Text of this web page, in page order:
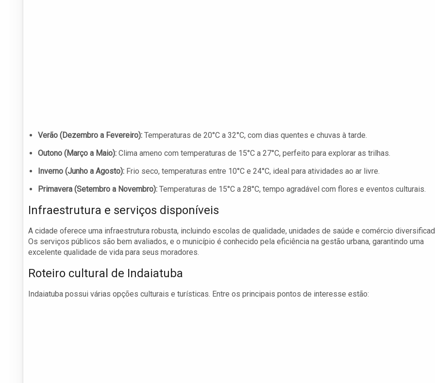
Verão (Dezembro a Fevereiro): Temperaturas de 20°C a 32°C, com dias quentes e chuvas à tarde.
Outono (Março a Maio): Clima ameno com temperaturas de 15°C a 27°C, perfeito para explorar as trilhas.
Inverno (Junho a Agosto): Frio seco, temperaturas entre 10°C e 24°C, ideal para atividades ao ar livre.
Primavera (Setembro a Novembro): Temperaturas de 15°C a 28°C, tempo agradável com flores e eventos culturais.
Infraestrutura e serviços disponíveis
A cidade oferece uma infraestrutura robusta, incluindo escolas de qualidade, unidades de saúde e comércio
Os serviços públicos são bem avaliados, e o município é conhecido pela eficiência na gestão urbana, garantindo uma
excelente qualidade de vida para seus moradores.
Roteiro cultural de Indaiatuba
Indaiatuba possui várias opções culturais e turísticas. Entre os principais pontos de interesse estão: